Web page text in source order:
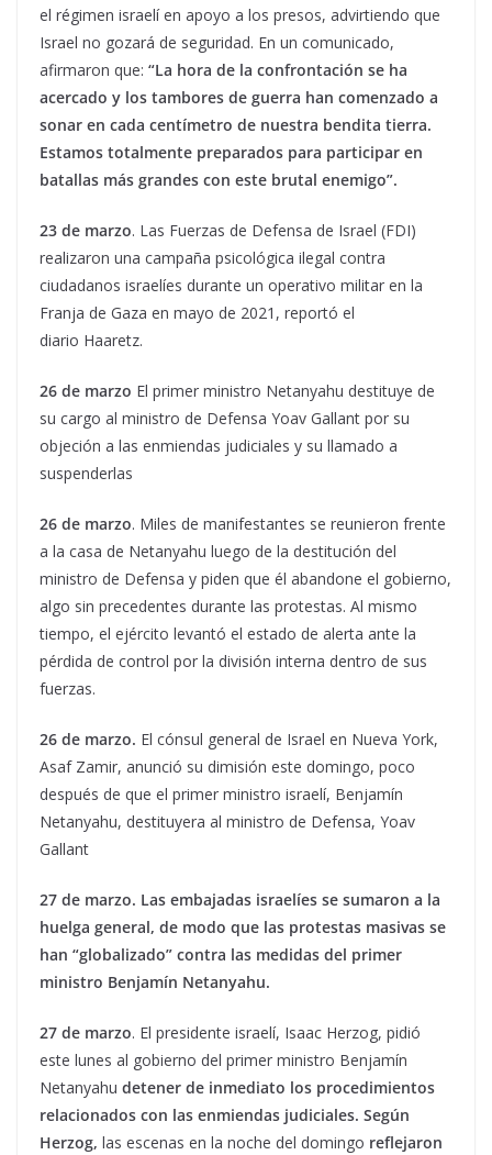
el régimen israelí en apoyo a los presos, advirtiendo que
Israel no gozará de seguridad. En un comunicado,
afirmaron que: “La hora de la confrontación se ha
acercado y los tambores de guerra han comenzado a
sonar en cada centímetro de nuestra bendita tierra.
Estamos totalmente preparados para participar en
batallas más grandes con este brutal enemigo”.
23 de marzo. Las Fuerzas de Defensa de Israel (FDI)
realizaron una campaña psicológica ilegal contra
ciudadanos israelíes durante un operativo militar en la
Franja de Gaza en mayo de 2021, reportó el
diario Haaretz.
26 de marzo El primer ministro Netanyahu destituye de
su cargo al ministro de Defensa Yoav Gallant por su
objeción a las enmiendas judiciales y su llamado a
suspenderlas
26 de marzo. Miles de manifestantes se reunieron frente
a la casa de Netanyahu luego de la destitución del
ministro de Defensa y piden que él abandone el gobierno,
algo sin precedentes durante las protestas. Al mismo
tiempo, el ejército levantó el estado de alerta ante la
pérdida de control por la división interna dentro de sus
fuerzas.
26 de marzo. El cónsul general de Israel en Nueva York,
Asaf Zamir, anunció su dimisión este domingo, poco
después de que el primer ministro israelí, Benjamín
Netanyahu, destituyera al ministro de Defensa, Yoav
Gallant
27 de marzo. Las embajadas israelíes se sumaron a la
huelga general, de modo que las protestas masivas se
han “globalizado” contra las medidas del primer
ministro Benjamín Netanyahu.
27 de marzo. El presidente israelí, Isaac Herzog, pidió
este lunes al gobierno del primer ministro Benjamín
Netanyahu detener de inmediato los procedimientos
relacionados con las enmiendas judiciales. Según
Herzog, las escenas en la noche del domingo reflejaron